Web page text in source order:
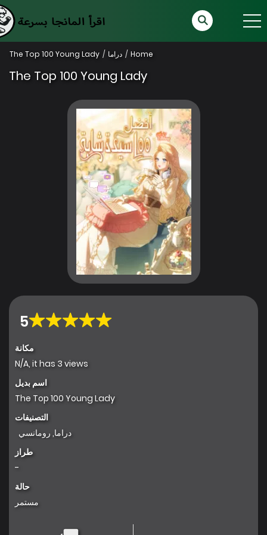
Home دراما The Top 100 Young Lady
The Top 100 Young Lady
5
مكانة
N/A, it has 3 views
اسم بديل
The Top 100 Young Lady
التصنيفات
دراما, رومانسي
طراز
-
حالة
مستمر